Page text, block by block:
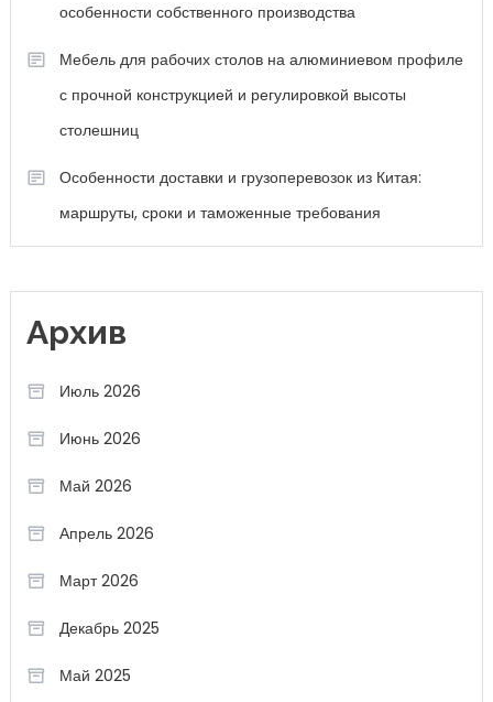
особенности собственного производства
Мебель для рабочих столов на алюминиевом профиле
с прочной конструкцией и регулировкой высоты
столешниц
Особенности доставки и грузоперевозок из Китая:
маршруты, сроки и таможенные требования
Архив
Июль 2026
Июнь 2026
Май 2026
Апрель 2026
Март 2026
Декабрь 2025
Май 2025